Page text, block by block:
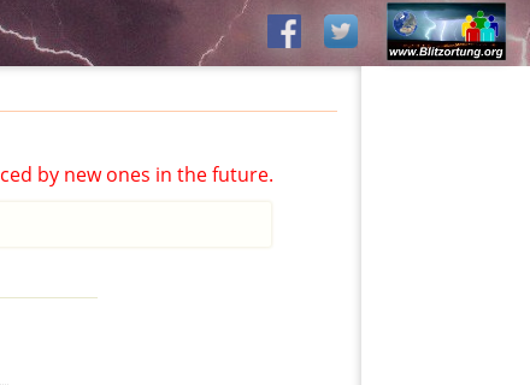
by new ones in the future.